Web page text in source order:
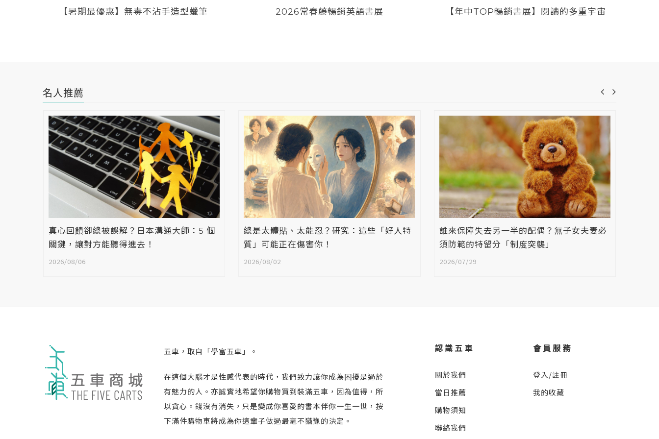
【暑期最優惠】無毒不沾手造型蠟筆 2026常春藤暢銷英語書展 【年中TOP暢銷書展】閱讀的多重宇宙
名人推薦
真心回饋卻總被誤解？日本溝通大師：5 個
關鍵，讓對方能聽得進去！
2026/08/06
總是太體貼、太能忍？研究：這些「好人特
質」可能正在傷害你！
2026/08/02
誰來保障失去另一半的配偶？無子女夫妻必
須防範的特留分「制度突襲」
2026/07/29
五車，取自「學富五車」。
在這個大腦才是性感代表的時代，我們致力讓你成為困擾是過於
有魅力的人。亦誠實地希望你購物買到裝滿五車，因為值得，所
以貪心。錢沒有消失，只是變成你喜愛的書本伴你一生一世，按
下滿件購物車將成為你這輩子做過最毫不猶豫的決定。
認識五車
關於我們
當日推薦
購物須知
聯絡我們
會員服務
登入/註冊
我的收藏